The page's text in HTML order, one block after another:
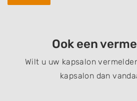
Ook een
Wilt u uw kapsalon
kapsalon dan